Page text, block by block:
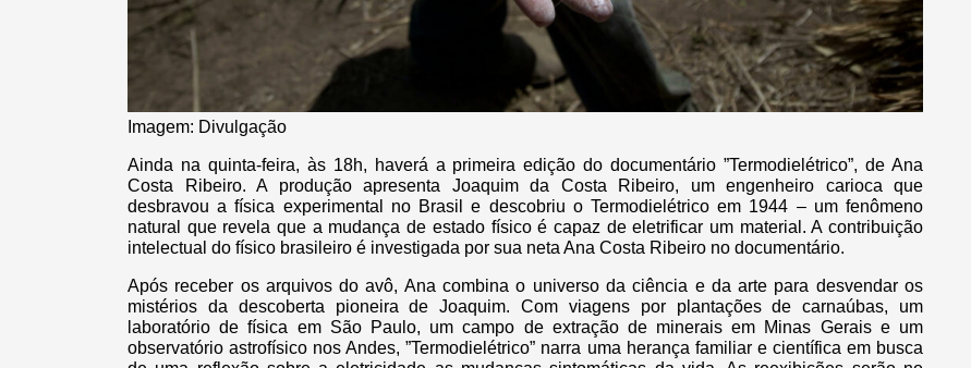
Imagem: Divulgação
Ainda na quinta-feira, às 18h, haverá a primeira edição do documentário ”Termodielétrico”, de Ana
Costa Ribeiro. A produção apresenta Joaquim da Costa Ribeiro, um engenheiro carioca que
desbravou a física experimental no Brasil e descobriu o Termodielétrico em 1944 – um fenômeno
natural que revela que a mudança de estado físico é capaz de eletrificar um material. A contribuição
intelectual do físico brasileiro é investigada por sua neta Ana Costa Ribeiro no documentário.
Após receber os arquivos do avô, Ana combina o universo da ciência e da arte para desvendar os
mistérios da descoberta pioneira de Joaquim. Com viagens por plantações de carnaúbas, um
laboratório de física em São Paulo, um campo de extração de minerais em Minas Gerais e um
observatório astrofísico nos Andes, ”Termodielétrico” narra uma herança familiar e científica em busca